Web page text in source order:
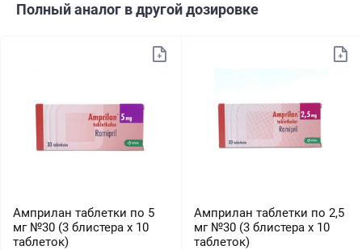
Полный аналог в другой дозировке
Амприлан таблетки по 5
мг №30 (3 блистера х 10
таблеток)
Амприлан таблетки по 2,5
мг №30 (3 блистера х 10
таблеток)